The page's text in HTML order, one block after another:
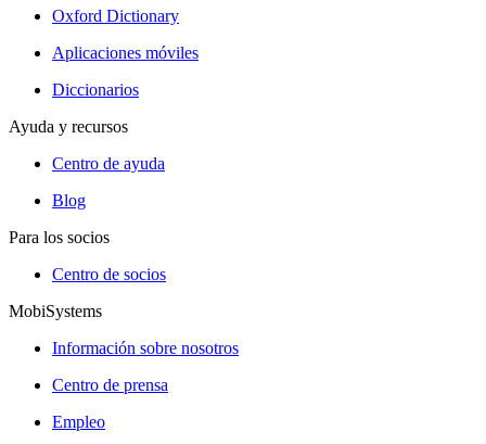
Oxford Dictionary
Aplicaciones móviles
Diccionarios
Ayuda y recursos
Centro de ayuda
Blog
Para los socios
Centro de socios
MobiSystems
Información sobre nosotros
Centro de prensa
Empleo